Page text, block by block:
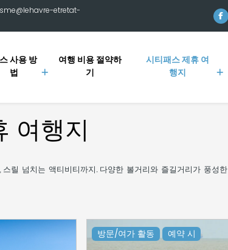
etretat-
사용 방
법
여행 비용 절약하
기
시티패스 제휴 여
행지
여행지
, 스릴 넘치는 액티비티까지 . 다양한 볼거리와 즐길거리가 풍성한
방문/여가 활동 예약 시